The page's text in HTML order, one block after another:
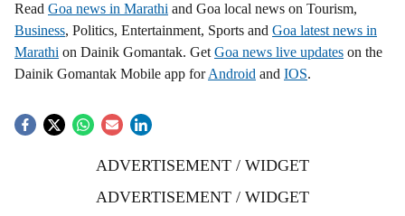
Read Goa news in Marathi and Goa local news on Tourism,
Business, Politics, Entertainment, Sports and Goa latest news in
Marathi on Dainik Gomantak. Get Goa news live updates on the
Dainik Gomantak Mobile app forAndroid and IOS.
ADVERTISEMENT / WIDGET
ADVERTISEMENT / WIDGET